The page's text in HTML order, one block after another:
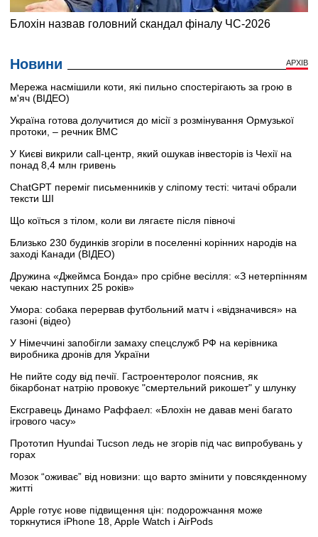
Новини АРХІВ
Мережа насмішили коти, які пильно спостерігають за грою в
м'яч (ВІДЕО)
Україна готова долучитися до місії з розмінування Ормузької
протоки, – речник ВМС
У Києві викрили call-центр, який ошукав інвесторів із Чехії на
понад 8,4 млн гривень
ChatGPT переміг письменників у сліпому тесті: читачі обрали
тексти ШІ
Що коїться з тілом, коли ви лягаєте після півночі
Близько 230 будинків згоріли в поселенні корінних народів на
заході Канади (ВІДЕО)
Дружина «Джеймса Бонда» про срібне весілля: «З нетерпінням
чекаю наступних 25 років»
Умора: собака перервав футбольний матч і «відзначився» на
газоні (відео)
У Німеччині запобігли замаху спецслужб РФ на керівника
виробника дронів для України
Не пийте соду від печії. Гастроентеролог пояснив, як
бікарбонат натрію провокує "смертельний рикошет" у шлунку
Ексгравець Динамо Раффаел: «Блохін не давав мені багато
ігрового часу»
Прототип Hyundai Tucson ледь не згорів під час випробувань у
горах
Мозок “оживає” від новизни: що варто змінити у повсякденному
житті
Apple готує нове підвищення цін: подорожчання може
торкнутися iPhone 18, Apple Watch і AirPods